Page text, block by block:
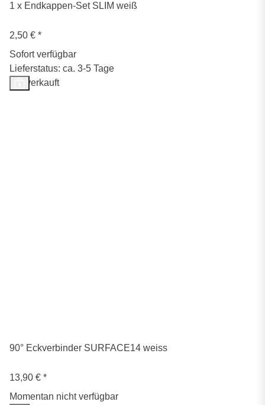
1 x Endkappen-Set SLIM weiß
2,50 € *
Sofort verfügbar
Lieferstatus: ca. 3-5 Tage
Ausverkauft
90° Eckverbinder SURFACE14 weiss
13,90 € *
Momentan nicht verfügbar